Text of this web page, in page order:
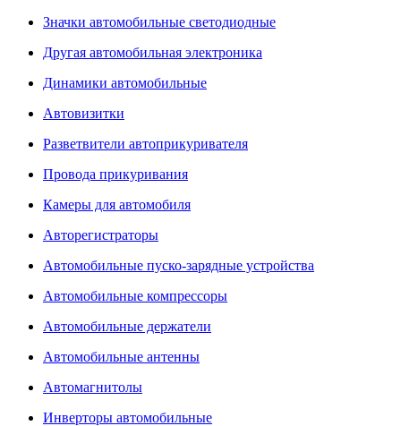
Значки автомобильные светодиодные
Другая автомобильная электроника
Динамики автомобильные
Автовизитки
Разветвители автоприкуривателя
Провода прикуривания
Камеры для автомобиля
Авторегистраторы
Автомобильные пуско-зарядные устройства
Автомобильные компрессоры
Автомобильные держатели
Автомобильные антенны
Автомагнитолы
Инверторы автомобильные